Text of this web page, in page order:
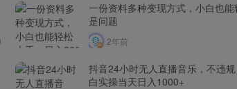
一份资料多种变现方式，小白也
是问题
2年前
抖音24小时无人直播音乐，不违
白实操当天日入1000+